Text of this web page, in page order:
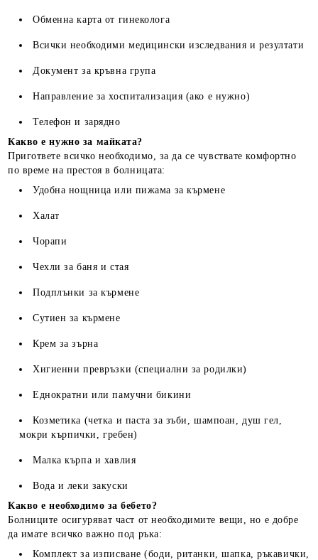
Обменна карта от гинеколога
Всички необходими медицински изследвания и резултати
Документ за кръвна група
Направление за хоспитализация (ако е нужно)
Телефон и зарядно
Какво е нужно за майката?
Пригответе всичко необходимо, за да се чувствате комфортно
по време на престоя в болницата:
Удобна нощница или пижама за кърмене
Халат
Чорапи
Чехли за баня и стая
Подплънки за кърмене
Сутиен за кърмене
Крем за зърна
Хигиенни превръзки (специални за родилки)
Еднократни или памучни бикини
Козметика (четка и паста за зъби, шампоан, душ гел,
мокри кърпички, гребен)
Малка кърпа и хавлия
Вода и леки закуски
Какво е необходимо за бебето?
Болниците осигуряват част от необходимите вещи, но е добре
да имате всичко важно под ръка:
Комплект за изписване (боди, ританки, шапка, ръкавички,